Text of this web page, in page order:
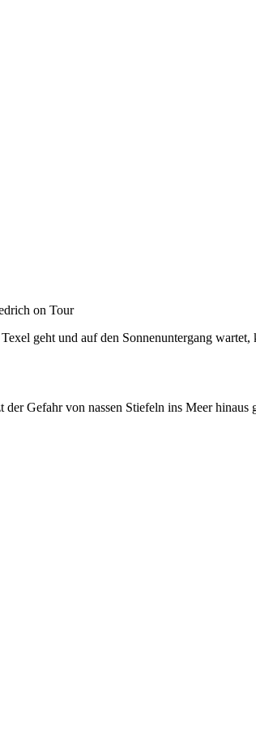
on Tour
geht und auf den Sonnenuntergang
Gefahr von nassen Stiefeln ins Meer